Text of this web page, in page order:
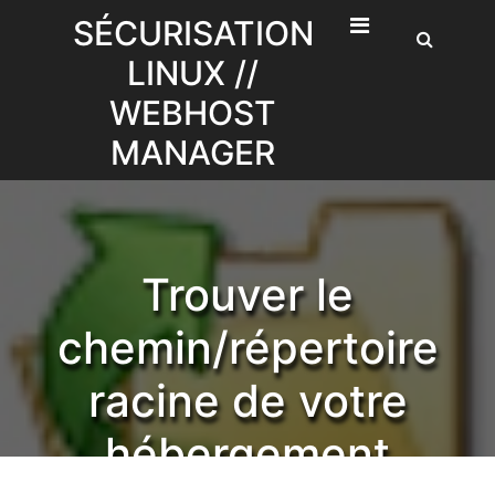
SÉCURISATION
LINUX //
WEBHOST
MANAGER
Trouver le
chemin/répertoire
racine de votre
hébergement